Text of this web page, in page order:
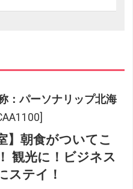
：パーソナリップ北海
】朝食がついてこ
観光に！ビジネス
ステイ！